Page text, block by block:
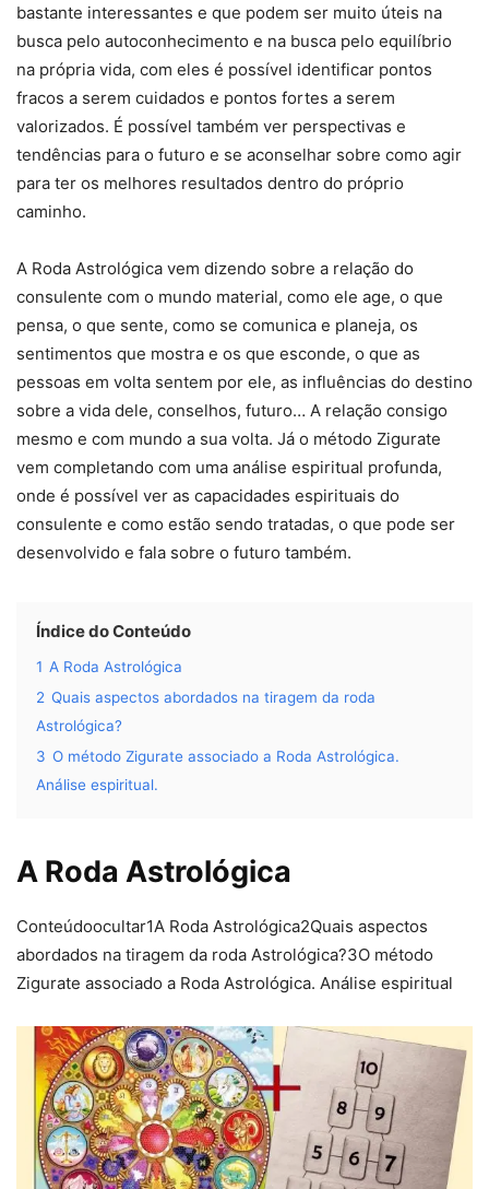
bastante interessantes e que podem ser muito úteis na
busca pelo autoconhecimento e na busca pelo equilíbrio
na própria vida, com eles é possível identificar pontos
fracos a serem cuidados e pontos fortes a serem
valorizados. É possível também ver perspectivas e
tendências para o futuro e se aconselhar sobre como agir
para ter os melhores resultados dentro do próprio
caminho.
A Roda Astrológica vem dizendo sobre a relação do
consulente com o mundo material, como ele age, o que
pensa, o que sente, como se comunica e planeja, os
sentimentos que mostra e os que esconde, o que as
pessoas em volta sentem por ele, as influências do destino
sobre a vida dele, conselhos, futuro… A relação consigo
mesmo e com mundo a sua volta. Já o método Zigurate
vem completando com uma análise espiritual profunda,
onde é possível ver as capacidades espirituais do
consulente e como estão sendo tratadas, o que pode ser
desenvolvido e fala sobre o futuro também.
Índice do Conteúdo
1 A Roda Astrológica
2 Quais aspectos abordados na tiragem da roda
Astrológica?
3 O método Zigurate associado a Roda Astrológica.
Análise espiritual.
A Roda Astrológica
Conteúdoocultar1A Roda Astrológica2Quais aspectos
abordados na tiragem da roda Astrológica?3O método
Zigurate associado a Roda Astrológica. Análise espiritual